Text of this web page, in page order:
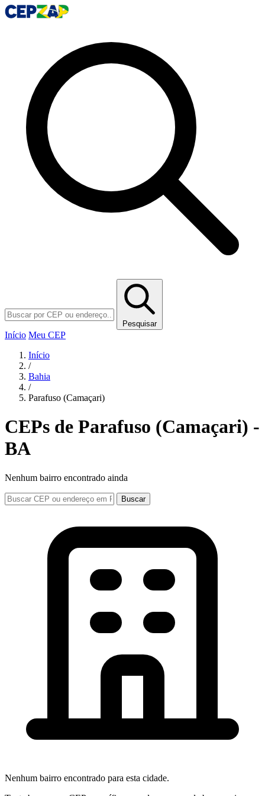
Pesquisar
Início Meu CEP
Início
/
Bahia
/
Parafuso (Camaçari)
CEPs de Parafuso (Camaçari) -
BA
Nenhum bairro encontrado ainda
Buscar
Nenhum bairro encontrado para esta cidade.